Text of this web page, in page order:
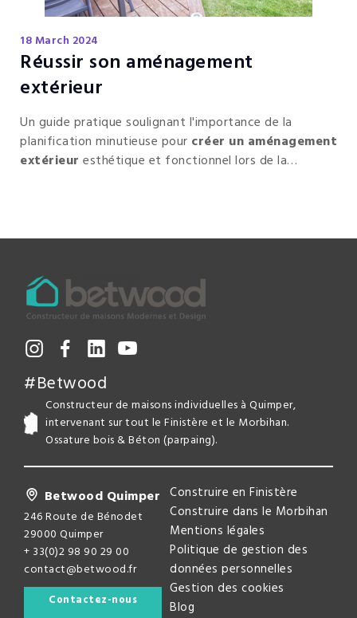
18 March 2024
Réussir son aménagement
extérieur
Un guide pratique soulignant l'importance de la
planification minutieuse pour créer un aménagement
extérieur esthétique et fonctionnel lors de la
pratiques.
#Betwood
Constructeur de maisons individuelles à Quimper,
intervenant sur tout le Finistère et le Morbihan.
Ossature bois & Béton (parpaing).
Betwood Quimper
246 Route de Bénodet
29000 Quimper
+ 33(0)2 98 90 29 00
contact@betwood.fr
Contactez-nous
Construire en Finistère
Construire dans le Morbihan
Mentions légales
Politique de gestion des
données personnelles
Gestion des cookies
Blog